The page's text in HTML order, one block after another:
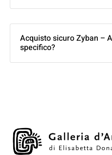
Acquisto sicuro Zyban –
specifico?